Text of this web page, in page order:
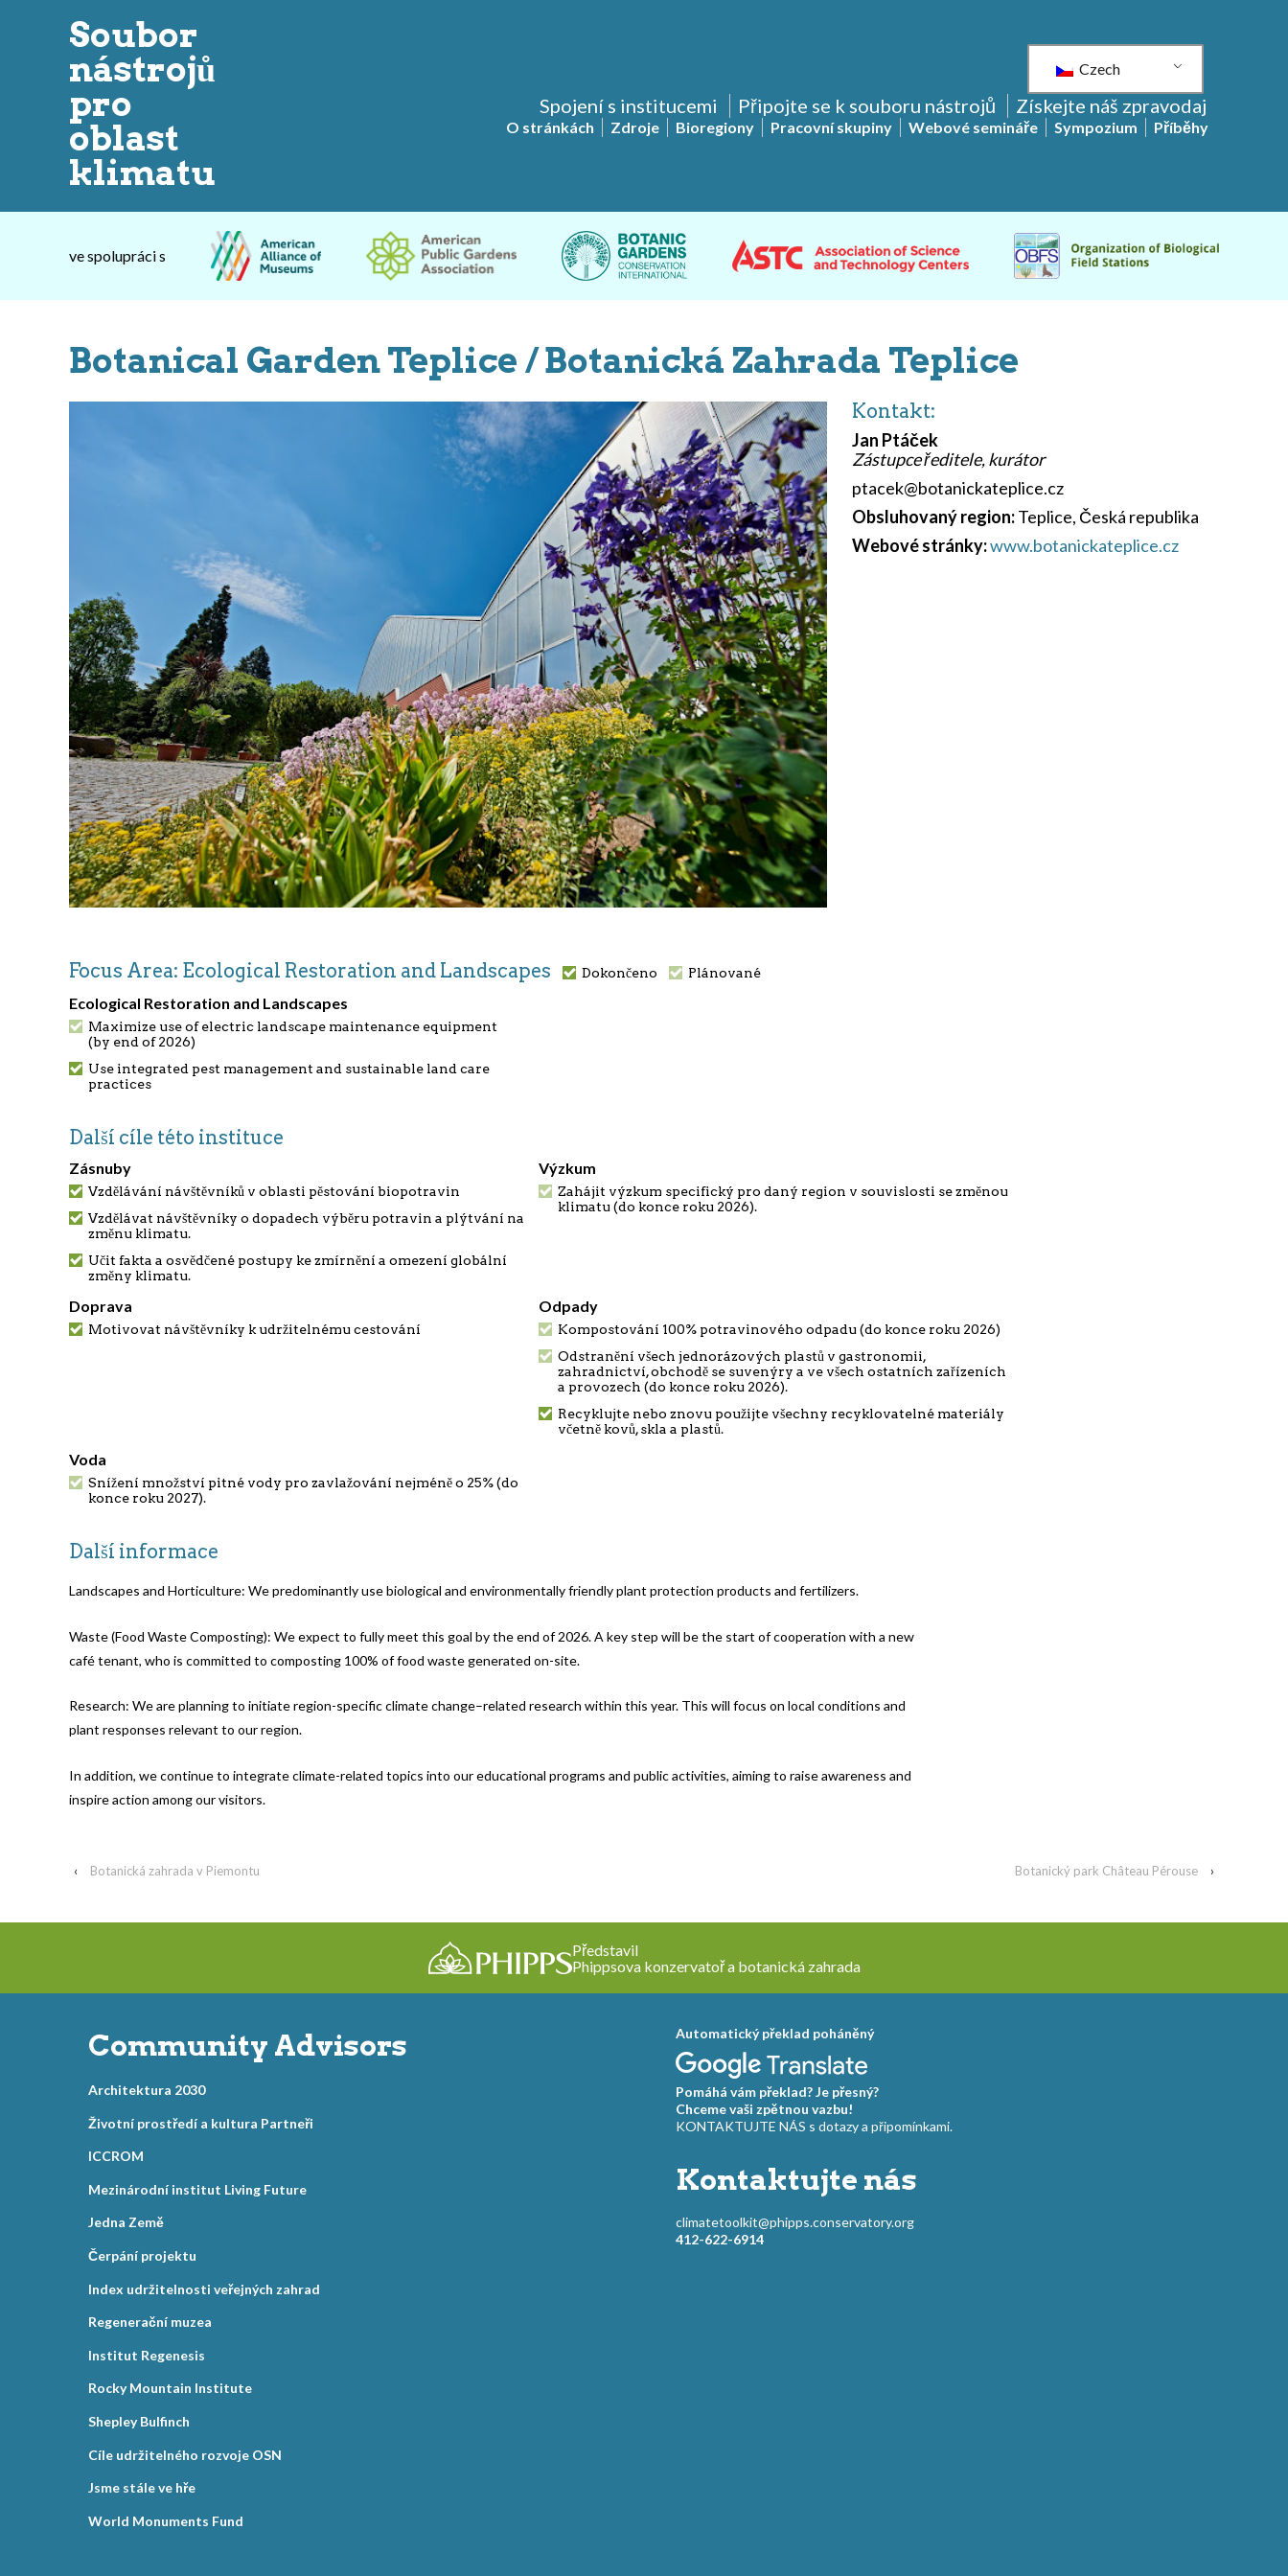
Soubor
nástrojů
pro
oblast
klimatu
Czech
Spojení s institucemi Připojte se k souboru nástrojů Získejte náš zpravodaj
O stránkách Zdroje Bioregiony Pracovní skupiny Webové semináře Sympozium Příběhy
ve spolupráci s
Botanical Garden Teplice / Botanická Zahrada Teplice
Kontakt:
Jan Ptáček
Zástupce ředitele, kurátor
ptacek@botanickateplice.cz
Obsluhovaný region:Teplice, Česká republika
Webové stránky:www.botanickateplice.cz
Focus Area: Ecological Restoration and Landscapes Dokončeno Plánované
Ecological Restoration and Landscapes
Maximize use of electric landscape maintenance equipment
(by end of 2026)
Use integrated pest management and sustainable land care
practices
Další cíle této instituce
Zásnuby
Vzdělávání návštěvníků v oblasti pěstování biopotravin
Vzdělávat návštěvníky o dopadech výběru potravin a plýtvání na
změnu klimatu.
Učit fakta a osvědčené postupy ke zmírnění a omezení globální
změny klimatu.
Výzkum
Zahájit výzkum specifický pro daný region v souvislosti se změnou
klimatu (do konce roku 2026).
Doprava
Motivovat návštěvníky k udržitelnému cestování
Odpady
Kompostování 100% potravinového odpadu (do konce roku 2026)
Odstranění všech jednorázových plastů v gastronomii,
zahradnictví, obchodě se suvenýry a ve všech ostatních zařízeních
a provozech (do konce roku 2026).
Recyklujte nebo znovu použijte všechny recyklovatelné materiály
včetně kovů, skla a plastů.
Voda
Snížení množství pitné vody pro zavlažování nejméně o 25% (do
konce roku 2027).
Další informace
Landscapes and Horticulture: We predominantly use biological and environmentally friendly plant protection products and fertilizers.
Waste (Food Waste Composting): We expect to fully meet this goal by the end of 2026. A key step will be the start of cooperation with a new
café tenant, who is committed to composting 100% of food waste generated on-site.
Research: We are planning to initiate region-specific climate change–related research within this year. This will focus on local conditions and
plant responses relevant to our region.
In addition, we continue to integrate climate-related topics into our educational programs and public activities, aiming to raise awareness and
inspire action among our visitors.
‹ Botanická zahrada v Piemontu Botanický park Château Pérouse ›
Představil
Phippsova konzervatoř a botanická zahrada
Community Advisors
Architektura 2030
Životní prostředí a kultura Partneři
ICCROM
Mezinárodní institut Living Future
Jedna Země
Čerpání projektu
Index udržitelnosti veřejných zahrad
Regenerační muzea
Institut Regenesis
Rocky Mountain Institute
Shepley Bulfinch
Cíle udržitelného rozvoje OSN
Jsme stále ve hře
World Monuments Fund
Automatický překlad poháněný
Pomáhá vám překlad? Je přesný?
Chceme vaši zpětnou vazbu!
KONTAKTUJTE NÁS s dotazy a připomínkami.
Kontaktujte nás
climatetoolkit@phipps.conservatory.org
412-622-6914